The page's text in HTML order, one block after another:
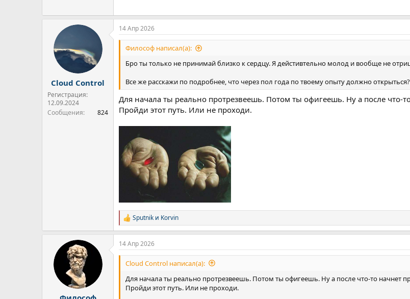
Ну а про стоицизм вообще вопрос не совсем понял. Я не философ ведь. Просто
живу этим 24/7, так иногда вспоминаю что нибудь, иногда помогает найти нужную
В любом случае спасибо тебе. Не стараюсь тебя переубедить, но считаю нужным
попытке мне что то обьяснить. Тк я открыто говорю, что мне не подходит путь
Cloud Control
Регистрация:
12.09.2024
Сообщения
824
14 Апр 2026
Философ написал(а):
Бро ты только не принимай близко к сердцу. Я дейстивтельно молод и вообще не
Все же расскажи по подробнее, что через пол года по твоему опыту должно
Для начала ты реально протрезвеешь. Потом ты офигеешь. Ну а после что-
Пройди этот путь. Или не проходи.
Р
е
а
к
ц
и
Sputnik и Korvin
14 Апр 2026
Cloud Control написал(а):
Для начала ты реально протрезвеешь. Потом ты офигеешь. Ну а после что-то начнет
Пройди этот путь. Или не проходи.